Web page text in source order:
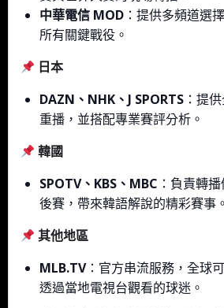
中華電信 MOD ：提供多頻道選
所有關鍵戰役。
日本
DAZN、NHK、J SPORTS ：提
重播，並搭配專業賽評分析。
韓國
SPOTV、KBS、MBC ：負責轉
後賽，帶來韓語解說的精彩賽事。
其他地區
MLB.TV：官方串流服務，全球
透過當地電視台觀看的球迷。